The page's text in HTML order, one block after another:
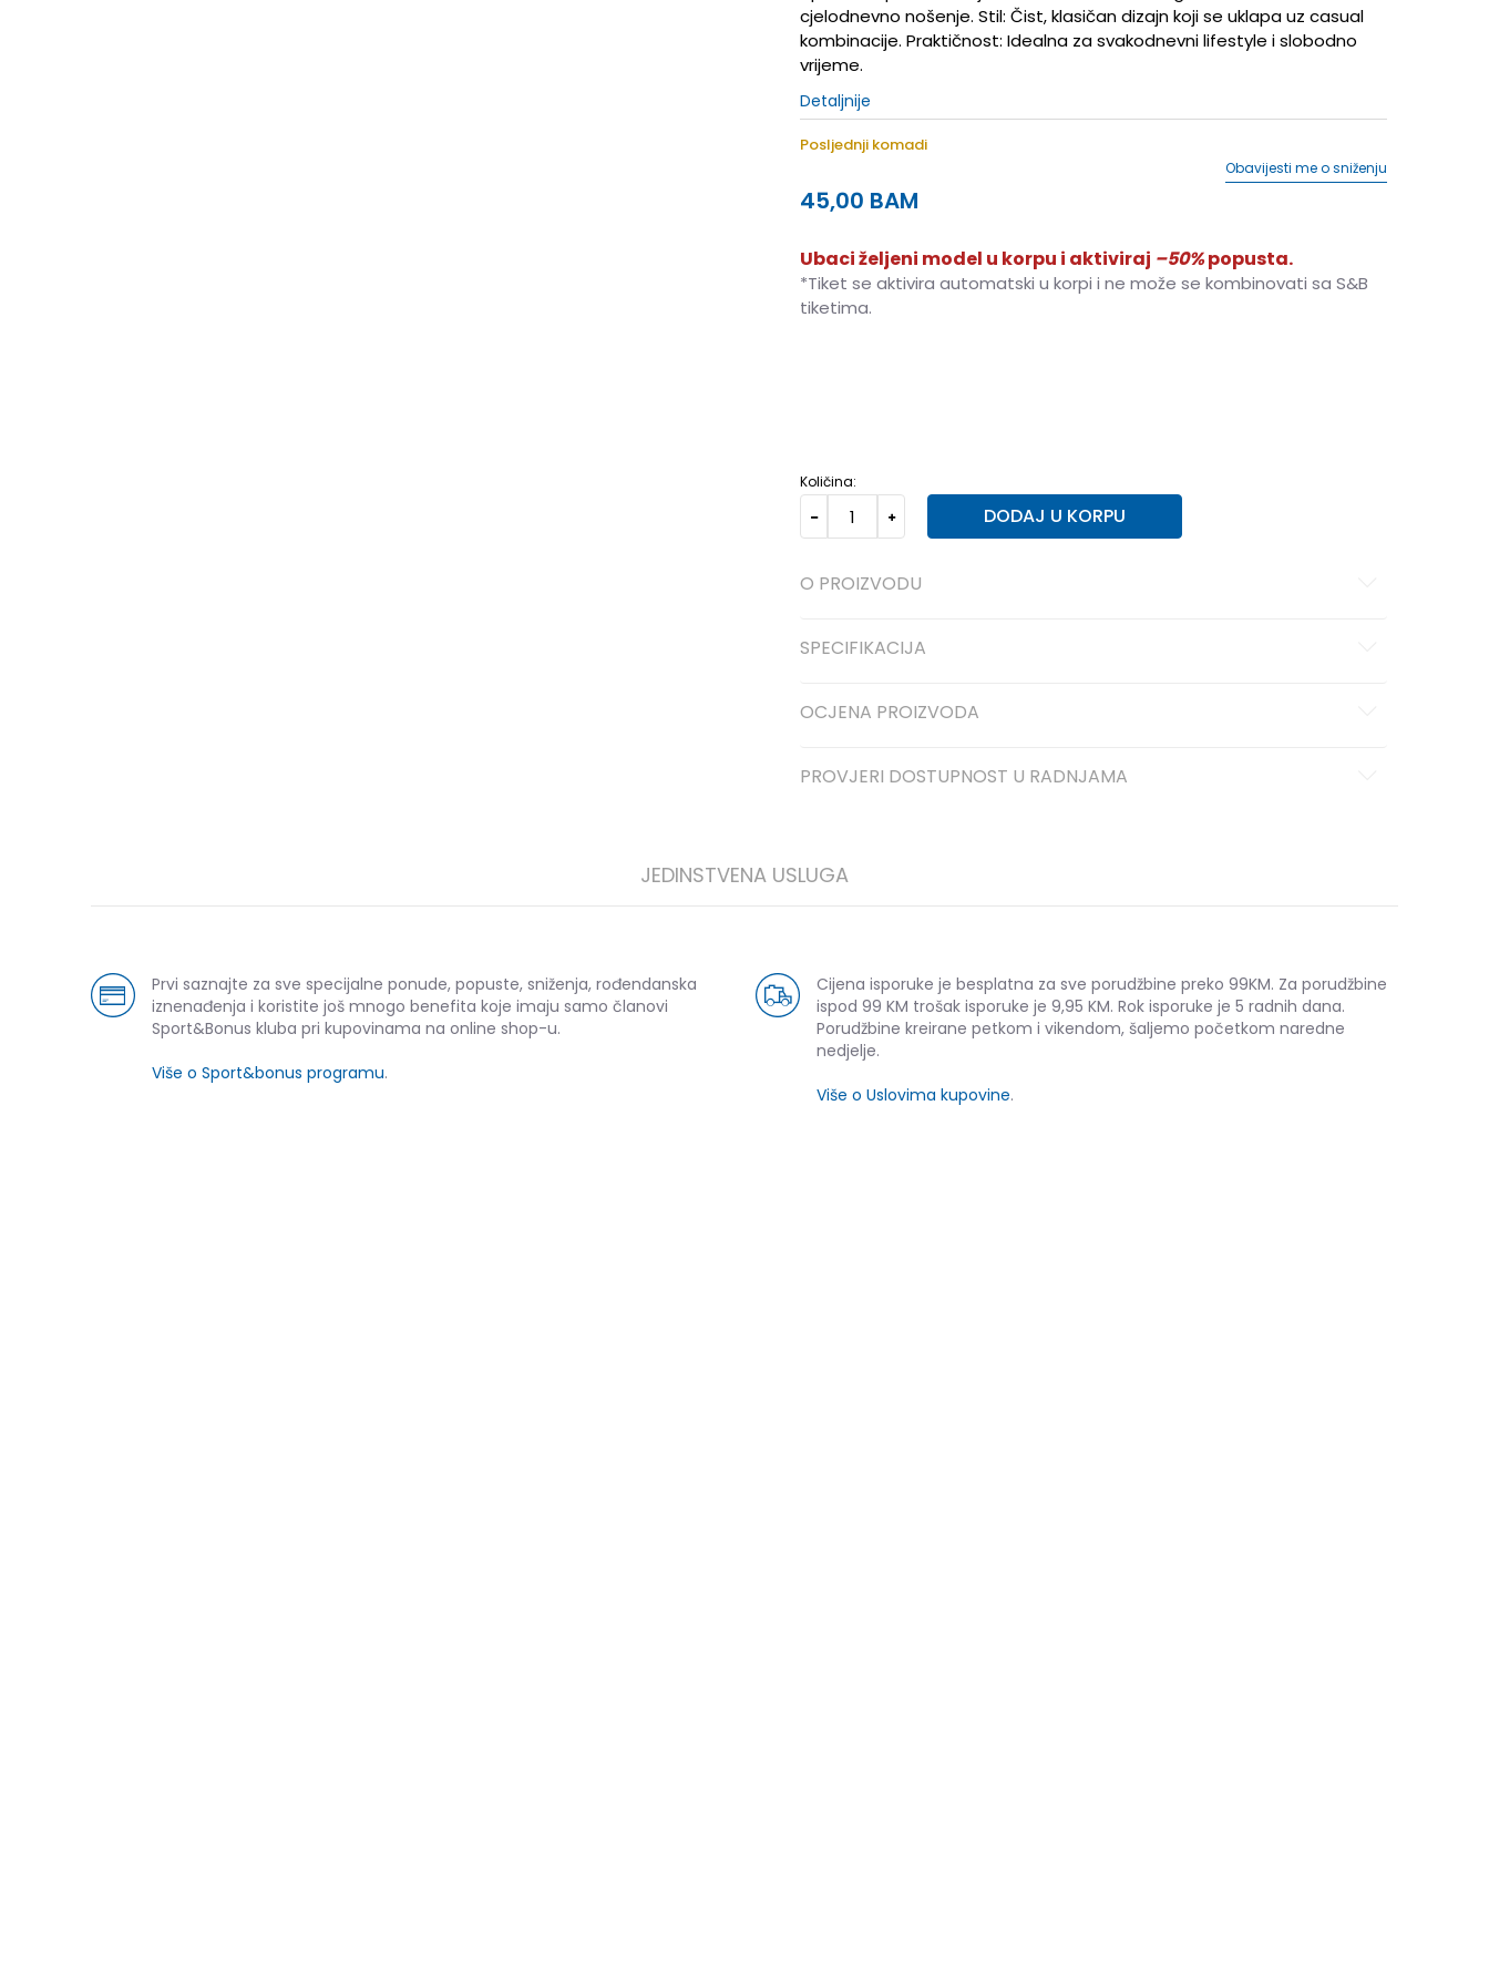
cjelodnevno nošenje. Stil: Čist, klasičan dizajn koji se uklapa uz casual
kombinacije. Praktičnost: Idealna za svakodnevni lifestyle i slobodno
vrijeme.
Detaljnije
Posljednji komadi
45,00 BAM
Obavijesti me o sniženju
Ubaci željeni model u korpu i aktiviraj –50%popusta.
*Tiket se aktivira automatski u korpi i ne može se kombinovati sa S&B
tiketima.
Količina:
DODAJ U KORPU
O PROIZVODU
SPECIFIKACIJA
OCJENA PROIZVODA
PROVJERI DOSTUPNOST U RADNJAMA
JEDINSTVENA USLUGA
Prvi saznajte za sve specijalne ponude, popuste, sniženja, rođendanska
iznenađenja i koristite još mnogo benefita koje imaju samo članovi
Sport&Bonus kluba pri kupovinama na online shop-u.
Više o Sport&bonus programu.
Cijena isporuke je besplatna za sve porudžbine preko 99KM. Za porudžbine
ispod 99 KM trošak isporuke je 9,95 KM. Rok isporuke je 5 radnih dana.
Porudžbine kreirane petkom i vikendom, šaljemo početkom naredne
nedjelje.
Više o Uslovima kupovine.